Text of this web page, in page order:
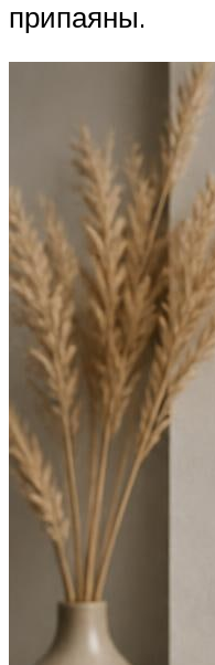
припаяны.